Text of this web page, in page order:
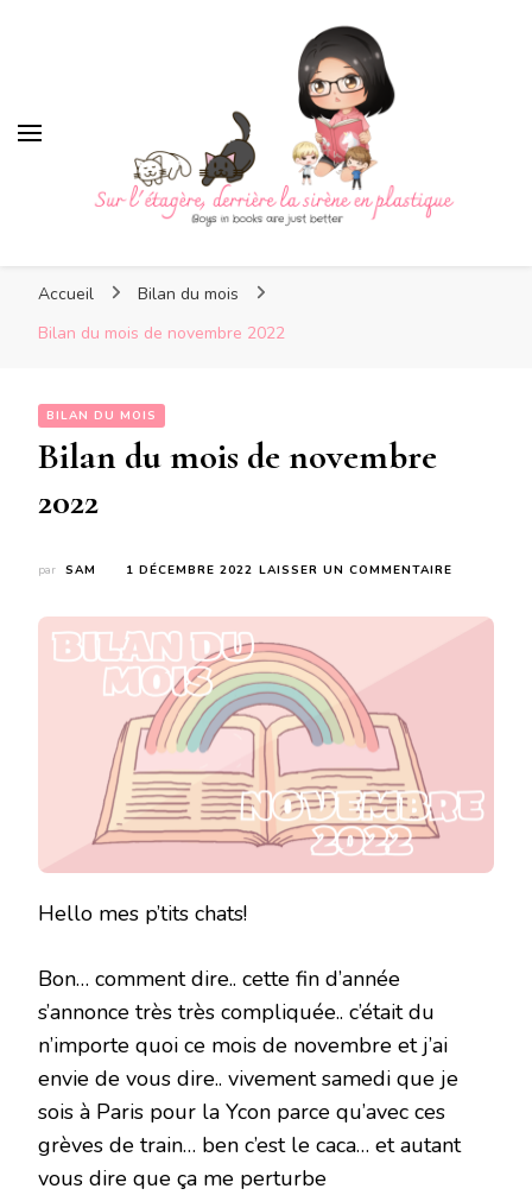
Sur l'étagère, derrière la
sirène en plastique
sirène en plastique
Accueil
Bilan du mois
Bilan du mois de novembre 2022
BILAN DU MOIS
Bilan du mois de novembre
2022
par SAM 1 DÉCEMBRE 2022 LAISSER UN COMMENTAIRE
Hello mes p’tits chats!
Bon… comment dire.. cette fin d’année
s’annonce très très compliquée.. c’était du
n’importe quoi ce mois de novembre et j’ai
envie de vous dire.. vivement samedi que je
sois à Paris pour la Ycon parce qu’avec ces
grèves de train… ben c’est le caca… et autant
vous dire que ça me perturbe